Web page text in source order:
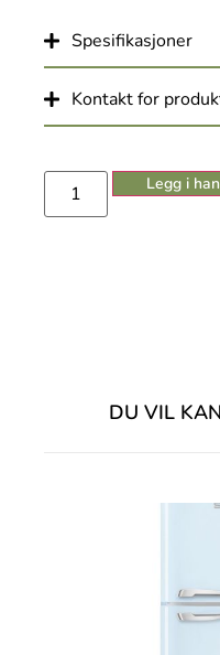
Spesifikasjoner
Kontakt for
Legg i
DU VIL